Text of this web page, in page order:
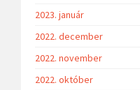
2023. január
2022. december
2022. november
2022. október